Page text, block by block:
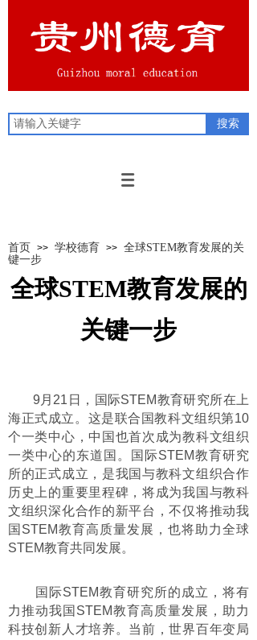
搜索
首页 >> 学校德育 >> 全球STEM教育发展的关
键一步
全球STEM教育发展的
关键一步
9月21日，国际STEM教育研究所在上
海正式成立。这是联合国教科文组织第10
个一类中心，中国也首次成为教科文组织
一类中心的东道国。国际STEM教育研究
所的正式成立，是我国与教科文组织合作
历史上的重要里程碑，将成为我国与教科
文组织深化合作的新平台，不仅将推动我
国STEM教育高质量发展，也将助力全球
STEM教育共同发展。
国际STEM教育研究所的成立，将有
力推动我国STEM教育高质量发展，助力
科技创新人才培养。当前，世界百年变局